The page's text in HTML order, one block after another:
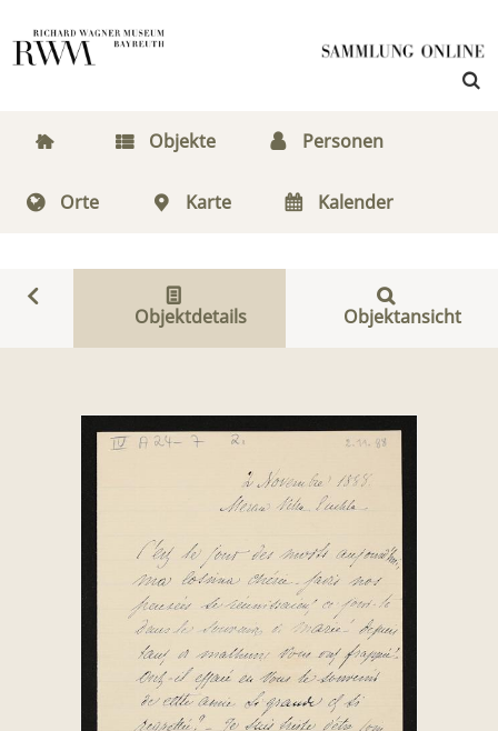
Objekte Personen
Orte Karte Kalender
Objektdetails Objektansicht